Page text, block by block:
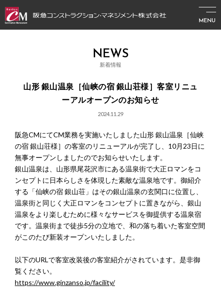
MENU
NEWS
新着情報
山形 銀山温泉［仙峡の宿 銀山荘様］客室リニュ
ーアルオープンのお知らせ
2024.11.29
阪急CMにてCM業務を実施いたしました山形 銀山温泉［仙峡
の宿 銀山荘様］の客室のリニューアルが完了し、10月23日に
無事オープンしましたのでお知らせいたします。
銀山温泉は、山形県尾花沢市にある温泉街で大正ロマンをコ
ンセプトに日本らしさを体現した素敵な温泉地です。御紹介
する「仙峡の宿 銀山荘」はその銀山温泉の玄関口に位置し、
温泉街と同じく大正ロマンをコンセプトに置きながら、銀山
温泉をより楽しむために様々なサービスを御提供する温泉宿
です。温泉街まで徒歩5分の立地で、和の落ち着いた客室空間
がこのたび新装オープンいたしました。
以下のURLで客室改装後の客室紹介がされています。是非御
覧ください。
https://www.ginzanso.jp/facility/